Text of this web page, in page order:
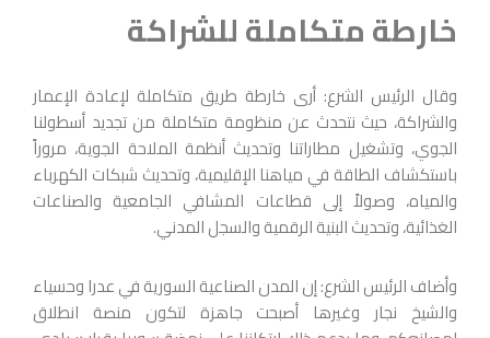
خارطة متكاملة للشراكة
وقال الرئيس الشرع: أرى خارطة طريق متكاملة لإعادة الإعمار
والشراكة، حيث ‏نتحدث عن منظومة متكاملة من تجديد أسطولنا
الجوي، وتشغيل مطاراتنا ‏وتحديث أنظمة الملاحة الجوية، مروراً
باستكشاف الطاقة في مياهنا ‏الإقليمية، وتحديث شبكات الكهرباء
والمياه، وصولاً إلى قطاعات المشافي ‏الجامعية والصناعات
الغذائية، وتحديث البنية الرقمية والسجل المدني.‏
وأضاف الرئيس الشرع: إن المدن الصناعية السورية في عدرا وحسياء
والشيخ نجار وغيرها أصبحت جاهزة لتكون منصة انطلاق